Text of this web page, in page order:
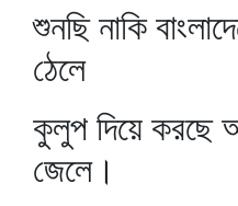
শুনছি নাকি
ঠেলে
কুলুপ দিয়ে
জেলে।